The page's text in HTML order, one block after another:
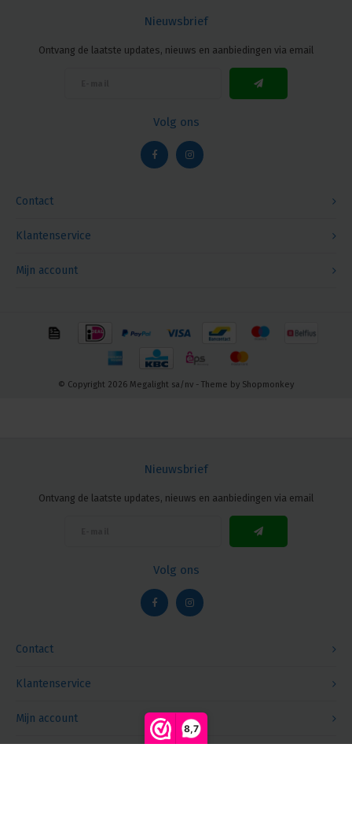
8,7
Contact
Nieuwsbrief
Ontvang de laatste updates, nieuws en aanbiedingen via email
Volg ons
Klantenservice
Mijn account
© Copyright 2026 Megalight sa/nv - Theme by Shopmonkey
Contact
Nieuwsbrief
Ontvang de laatste updates, nieuws en aanbiedingen via email
Volg ons
Klantenservice
Mijn account